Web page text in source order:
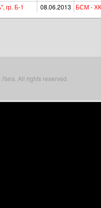
гр. Б-1
08.06.2013 БСМ -
All rights reserved.